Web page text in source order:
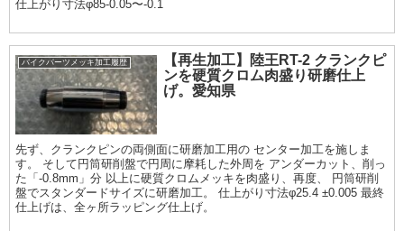
仕上がり寸法φ85-0.05〜-0.1
バイクパーツメッキ加工履歴
【再生加工】陸王RT-2 クランクピ
ンを硬質クロム肉盛り研磨仕上
げ。愛知県
先ず、クランクピンの両側面に研磨加工用の センター加工を施しま
す。 そして円筒研削盤で円周に摩耗した外周を アンダーカット、削っ
た「-0.8mm」分 以上に硬質クロムメッキを肉盛り、再度、 円筒研削
盤でスタンダードサイズに研磨加工。 仕上がり寸法φ25.4 ±0.005 最終
仕上げは、全ヶ所ラッピング仕上げ。